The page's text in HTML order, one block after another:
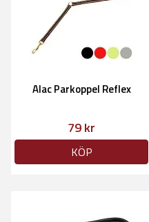
Alac Parkoppel Reflex
79 kr
KÖP